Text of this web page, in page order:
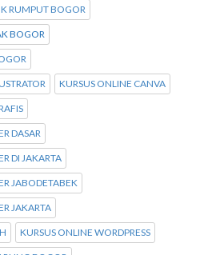
RUMPUT BOGOR
BOGOR
KURSUS ONLINE CANVA
DASAR
DI JAKARTA
JABODETABEK
JAKARTA
KURSUS ONLINE WORDPRESS